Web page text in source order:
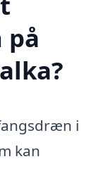
på
i
kan